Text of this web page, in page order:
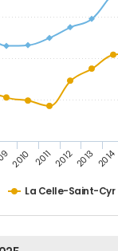
La Celle-Saint-Cyr
2010 2011 20122013 2014